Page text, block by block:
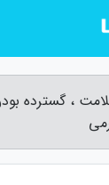
، گسترده